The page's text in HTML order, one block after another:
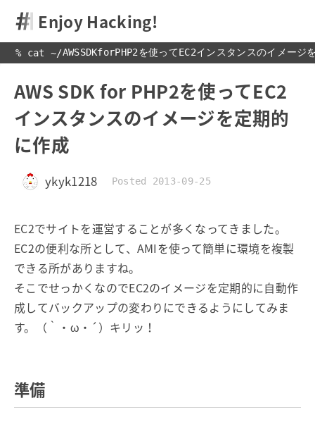
Enjoy Hacking!
% cat ~/AWSSDKforPHP2を使ってEC2インスタンスのイメージ
AWS SDK for PHP2を使ってEC2
インスタンスのイメージを定期的
に作成
ykyk1218 Posted 2013-09-25
EC2でサイトを運営することが多くなってきました。
EC2の便利な所として、AMIを使って簡単に環境を複製
できる所がありますね。
そこでせっかくなのでEC2のイメージを定期的に自動作
成してバックアップの変わりにできるようにしてみま
す。（｀・ω・´）キリッ！
準備